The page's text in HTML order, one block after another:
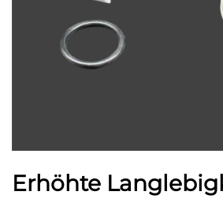
Erhöhte